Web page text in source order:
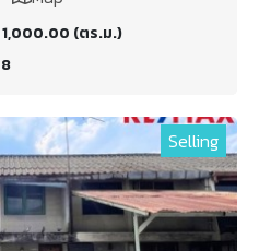
1,000.00 (ตร.ม.)
8
Selling